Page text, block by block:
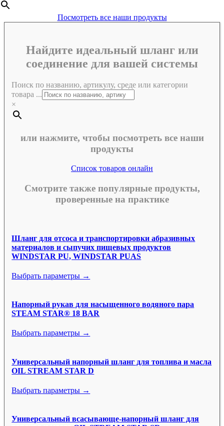
Посмотреть все наши продукты
Найдите идеальный шланг или
соединение для вашей системы
Поиск по названию, артикулу, среде или категории
товара ...
×
или нажмите, чтобы посмотреть все наши
продукты
Список товаров онлайн
Смотрите также популярные продукты,
проверенные на практике
Шланг для отсоса и транспортировки абразивных
материалов и сыпучих пищевых продуктов
WINDSTAR PU, WINDSTAR PUAS
Выбрать параметры →
Напорный рукав для насыщенного водяного пара
STEAM STAR® 18 BAR
Выбрать параметры →
Универсальный напорный шланг для топлива и масла
OIL STREAM STAR D
Выбрать параметры →
Универсальный всасывающе-напорный шланг для